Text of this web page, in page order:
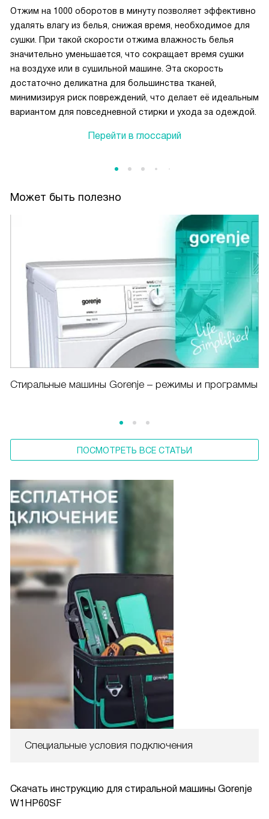
Специальные условия подключения
Скачать инструкцию для стиральной машины Gorenje
W1HP60SF
Отжим на 1000 оборотов в минуту позволяет эффективно
удалять влагу из белья, снижая время, необходимое для
сушки. При такой скорости отжима влажность белья
значительно уменьшается, что сокращает время сушки
на воздухе или в сушильной машине. Эта скорость
достаточно деликатна для большинства тканей,
минимизируя риск повреждений, что делает её идеальным
вариантом для повседневной стирки и ухода за одеждой.
Перейти в глоссарий
Может быть полезно
Cтиральные машины Gorenje – режимы и программы
ПОСМОТРЕТЬ ВСЕ СТАТЬИ